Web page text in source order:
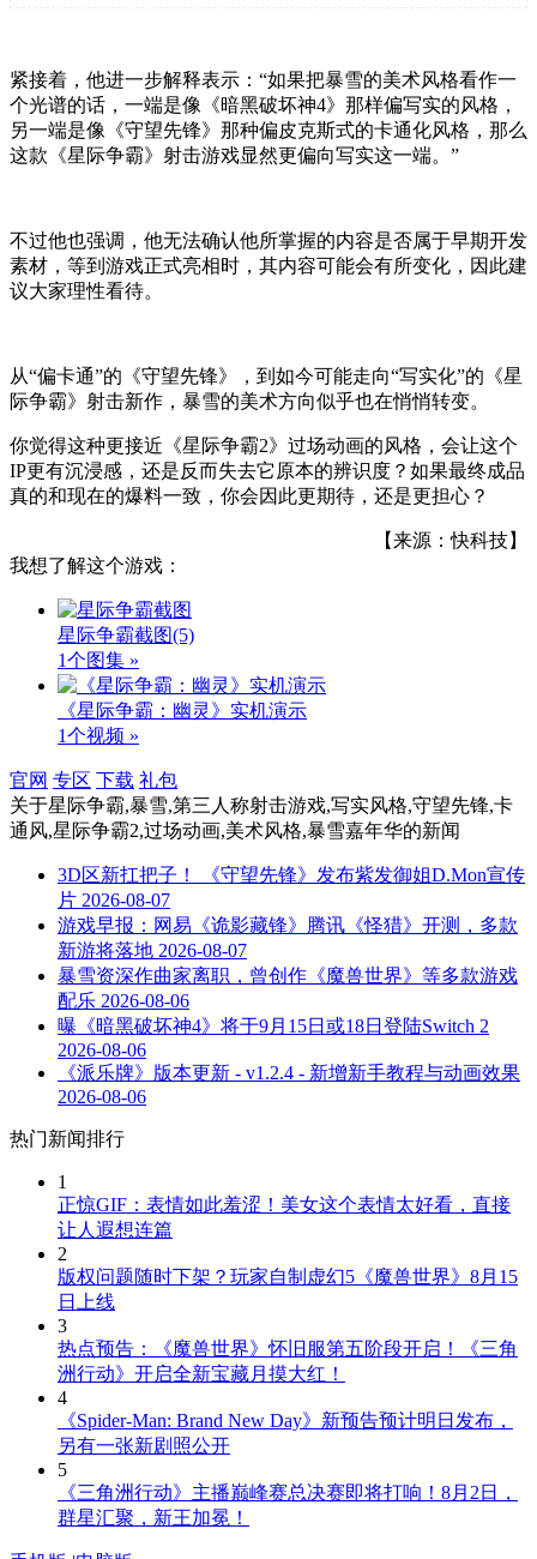
紧接着，他进一步解释表示：“如果把暴雪的美术风格看作一
个光谱的话，一端是像《暗黑破坏神4》那样偏写实的风格，
另一端是像《守望先锋》那种偏皮克斯式的卡通化风格，那么
这款《星际争霸》射击游戏显然更偏向写实这一端。”
不过他也强调，他无法确认他所掌握的内容是否属于早期开发
素材，等到游戏正式亮相时，其内容可能会有所变化，因此建
议大家理性看待。
从“偏卡通”的《守望先锋》，到如今可能走向“写实化”的《星
际争霸》射击新作，暴雪的美术方向似乎也在悄悄转变。
你觉得这种更接近《星际争霸2》过场动画的风格，会让这个
IP更有沉浸感，还是反而失去它原本的辨识度？如果最终成品
真的和现在的爆料一致，你会因此更期待，还是更担心？
【来源：快科技】
我想了解这个游戏：
星际争霸截图(5)
1个图集 »
《星际争霸：幽灵》实机演示
1个视频 »
官网 专区 下载 礼包
关于星际争霸,暴雪,第三人称射击游戏,写实风格,守望先锋,卡
通风,星际争霸2,过场动画,美术风格,暴雪嘉年华的新闻
3D区新扛把子！ 《守望先锋》发布紫发御姐D.Mon宣传
片 2026-08-07
游戏早报：网易《诡影藏锋》腾讯《怪猎》开测，多款
新游将落地 2026-08-07
暴雪资深作曲家离职，曾创作《魔兽世界》等多款游戏
配乐 2026-08-06
曝《暗黑破坏神4》将于9月15日或18日登陆Switch 2
2026-08-06
《派乐牌》版本更新 - v1.2.4 - 新增新手教程与动画效果
2026-08-06
热门新闻排行
1
正惊GIF：表情如此羞涩！美女这个表情太好看，直接
让人遐想连篇
2
版权问题随时下架？玩家自制虚幻5《魔兽世界》8月15
日上线
3
热点预告：《魔兽世界》怀旧服第五阶段开启！《三角
洲行动》开启全新宝藏月摸大红！
4
《Spider-Man: Brand New Day》新预告预计明日发布，
另有一张新剧照公开
5
《三角洲行动》主播巅峰赛总决赛即将打响！8月2日，
群星汇聚，新王加冕！